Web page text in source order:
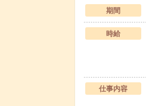
期間
時給
仕事内容